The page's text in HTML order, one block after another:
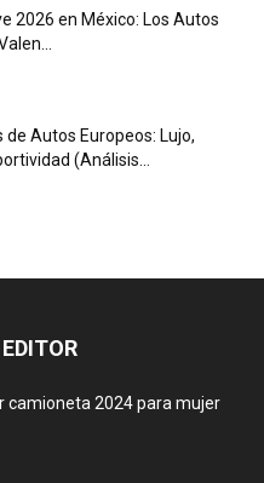
2026 en México: Los Autos
de Autos Europeos: Lujo,
(Análisis...
camioneta 2024 para mujer